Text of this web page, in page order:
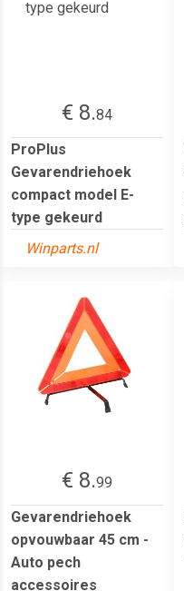
€ 8.84
ProPlus
Gevarendriehoek
compact model E-
type gekeurd
Winparts.nl
€ 8.99
Gevarendriehoek
opvouwbaar 45 cm -
Auto pech
accessoires